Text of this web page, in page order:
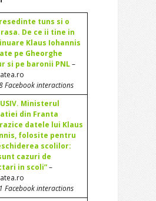
tuns si o
De ce ii tine in
Klaus Iohannis
pe Gheorghe
si pe baronii PNL–
Facebook interactions
Ministerul
din Franta
datele lui Klaus
folosite pentru
scolilor:
cazuri de
in scoli”–
Facebook interactions